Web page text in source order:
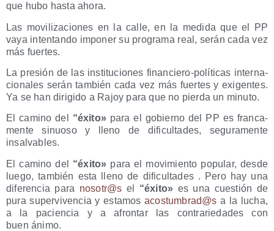
que hubo has­ta ahora.
Las movi­li­za­cio­nes en la calle, en la medi­da que el PP
vaya inten­tan­do impo­ner su pro­gra­ma real, serán cada vez
más fuertes.
La pre­sión de las ins­ti­tu­cio­nes finan­cie­ro-polí­ti­cas inter­na­
cio­na­les serán tam­bién cada vez más fuer­tes y exi­gen­tes.
Ya se han diri­gi­do a Rajoy para que no pier­da un minuto.
El camino del “éxi­to» para el gobierno del PP es fran­ca­
men­te sinuo­so y lleno de difi­cul­ta­des, segu­ra­men­te
insalvables.
El camino del “éxi­to» para el movi­mien­to popu­lar, des­de
lue­go, tam­bién esta lleno de difi­cul­ta­des . Pero hay una
dife­ren­cia para nosotr@s el “éxi­to» es una cues­tión de
pura super­vi­ven­cia y esta­mosacostumbrad@s a la lucha,
a la pacien­cia y a afron­tar las con­tra­rie­da­des con
buen ánimo.